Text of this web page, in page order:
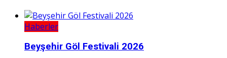
Haberler
Beyşehir Göl Festivali 2026